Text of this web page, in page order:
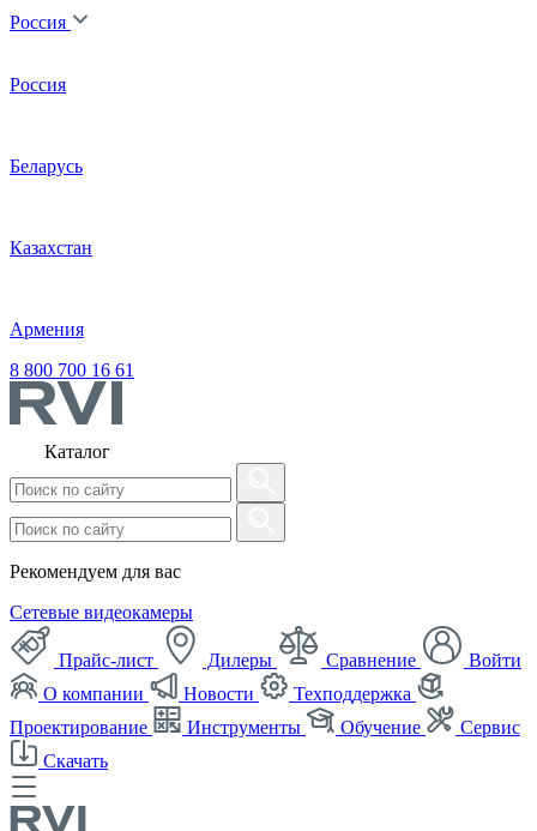
Россия
Россия
Беларусь
Казахстан
Армения
8 800 700 16 61
Каталог
Рекомендуем для вас
Сетевые видеокамеры
Прайс-лист Дилеры Сравнение
Войти
О компании
Новости
Техподдержка
Проектирование
Инструменты Обучение
Сервис
Скачать